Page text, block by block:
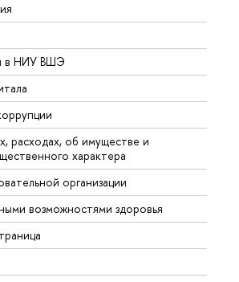
в НИУ ВШЭ
расходах, об имуществе и
характера
организации
возможностями здоровья